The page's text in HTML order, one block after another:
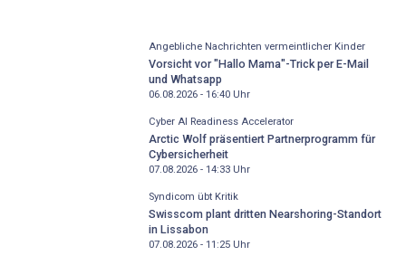
Angebliche Nachrichten vermeintlicher Kinder
Vorsicht vor "Hallo Mama"-Trick per E-Mail
und Whatsapp
06.08.2026 - 16:40Uhr
Cyber AI Readiness Accelerator
Arctic Wolf präsentiert Partnerprogramm für
Cybersicherheit
07.08.2026 - 14:33Uhr
Syndicom übt Kritik
Swisscom plant dritten Nearshoring-Standort
in Lissabon
07.08.2026 - 11:25Uhr